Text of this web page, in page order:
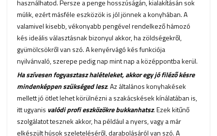
használhatod. Persze a penge hosszúságán, kialakításán sok
múlik, ezért másféle eszközök is jól jönnek a konyhában. A
valamivel kisebb, vékonyabb pengével rendelkező hámozó
kés ideális választásnak bizonyul akkor, ha zöldségekről,
gyümölcsökről van szó. A kenyérvágó kés funkciója
nyilvánvaló, szerepe pedig nap mint nap a középpontba kerül.
Ha szívesen fogyasztasz halételeket, akkor egy jó filéző késre
mindenképpen szükséged lesz. Az általános konyhakések
mellett jó ötlet lehet körülnézni a szakácskések kínálatában is,
itt ugyanis valódi profi eszközökre bukkanhatsz. Ezek kitűnő
szolgálatot tesznek akkor, ha például a nyers, vagy a már
elkészült húsok szeleteléséről, darabolásáról van szó. A